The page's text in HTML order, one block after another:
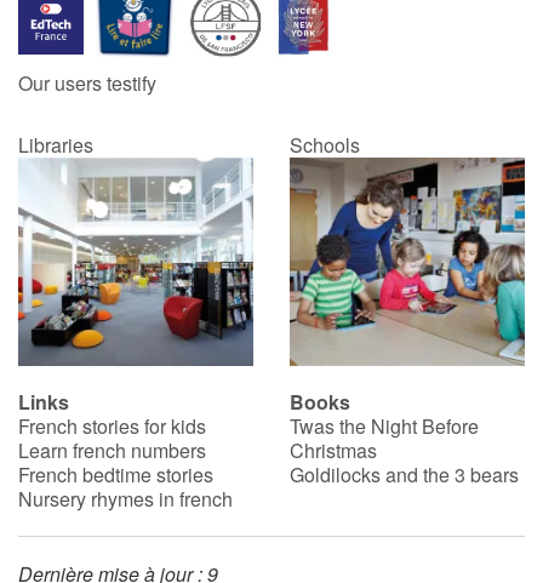
Our users testify
Libraries Schools
Links
French stories for kids
Learn french numbers
French bedtime stories
Nursery rhymes in french
Books
Twas the Night Before
Christmas
Goldilocks and the 3 bears
Dernière mise à jour : 9